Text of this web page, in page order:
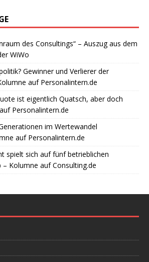
des Consultings“ – Auszug aus dem
WiWo
Gewinner und Verlierer der
auf Personalintern.de
ist eigentlich Quatsch, aber doch
Personalintern.de
im Wertewandel
auf Personalintern.de
spielt sich auf fünf betrieblichen
– Kolumne auf Consulting.de